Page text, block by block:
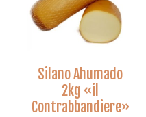
Silano Ahumado
2kg «il
Contrabbandiere»